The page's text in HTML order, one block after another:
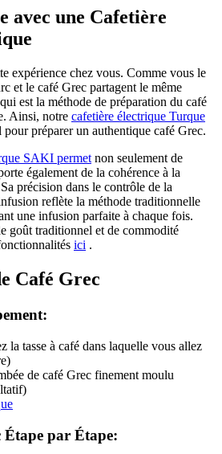
avec une Cafetière
expérience chez vous. Comme vous le
et le café Grec partagent le même
est la méthode de préparation du café
Ainsi, notre cafetière électrique Turque
préparer un authentique café Grec.
SAKI permet non seulement de
également de la cohérence à la
précision dans le contrôle de la
reflète la méthode traditionnelle
une infusion parfaite à chaque fois.
goût traditionnel et de commodité
ici .
Café Grec
la tasse à café dans laquelle vous allez
de café Grec finement moulu
Étape par Étape: